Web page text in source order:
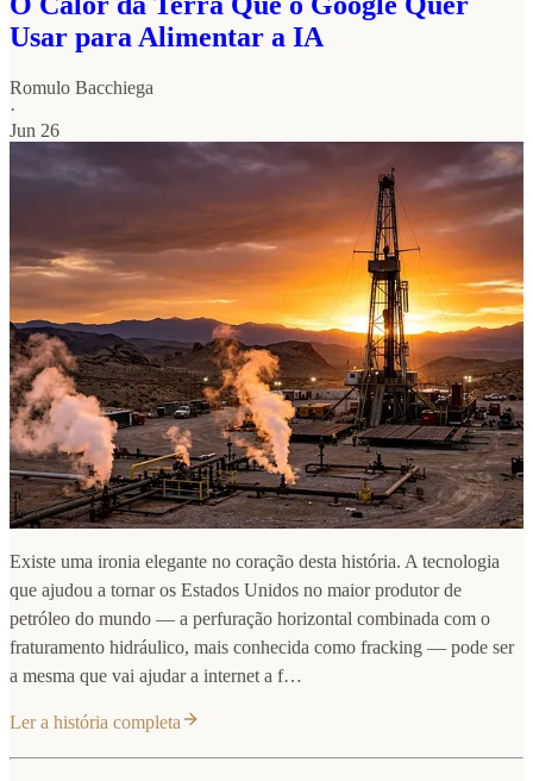
Usar para Alimentar a IA
Romulo Bacchiega
·
Jun 26
Existe uma ironia elegante no coração desta história. A tecnologia
que ajudou a tornar os Estados Unidos no maior produtor de
petróleo do mundo — a perfuração horizontal combinada com o
fraturamento hidráulico, mais conhecida como fracking — pode ser
a mesma que vai ajudar a internet a f…
Ler a história completa